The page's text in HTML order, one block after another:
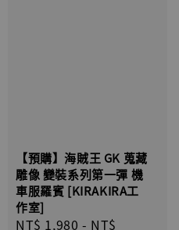
【預購】海賊王 GK 蒐藏
雕像 變裝系列第一彈 機
車服羅賓 [KIRAKIRA工
作室]
Regular
NT$ 1,980 - NT$